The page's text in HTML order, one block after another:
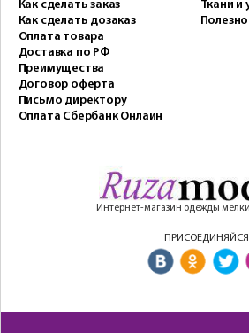
Как сделать заказ
Как сделать дозаказ
Оплата товара
Доставка по РФ
Преимущества
Договор оферта
Письмо директору
Оплата Сбербанк Онлайн
Ткани и
Интернет-магазин одежды
ПРИСОЕДИНЯЙСЯ